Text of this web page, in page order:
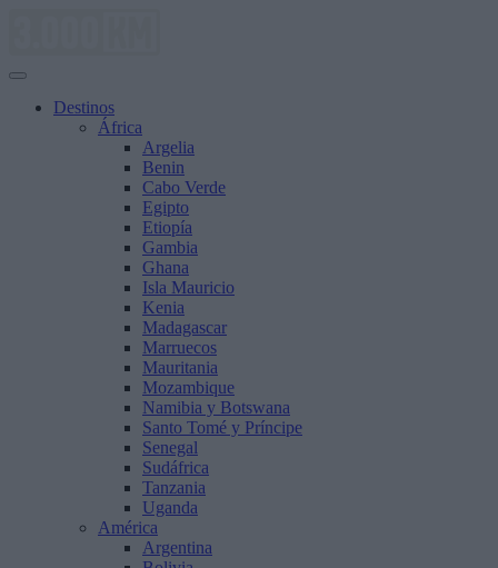
Destinos
África
Argelia
Benin
Cabo Verde
Egipto
Etiopía
Gambia
Ghana
Isla Mauricio
Kenia
Madagascar
Marruecos
Mauritania
Mozambique
Namibia y Botswana
Santo Tomé y Príncipe
Senegal
Sudáfrica
Tanzania
Uganda
América
Argentina